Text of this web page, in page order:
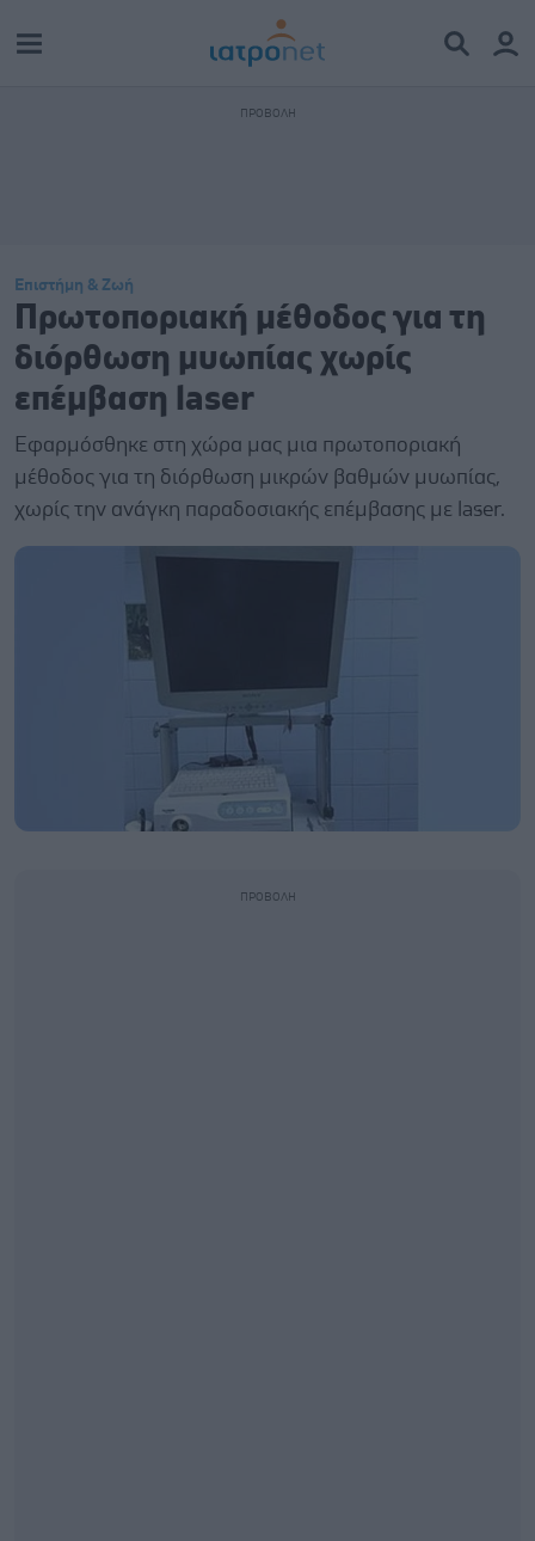
Επιστήμη & Ζωή
Πρωτοποριακή μέθοδος για τη
διόρθωση μυωπίας χωρίς
επέμβαση laser
Εφαρμόσθηκε στη χώρα μας μια πρωτοποριακή
μέθοδος για τη διόρθωση μικρών βαθμών μυωπίας,
χωρίς την ανάγκη παραδοσιακής επέμβασης με laser.